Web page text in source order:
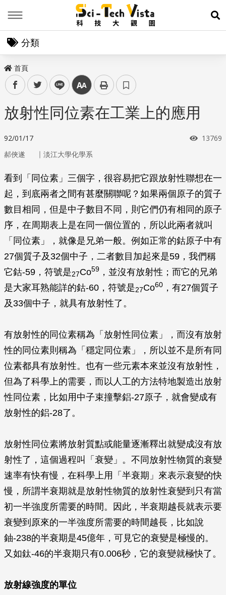
展
分類
首頁
facebooktwitter line 中
放射性同位素在工業上的應用
92/01/17 瀏覽次
13769
郝俠遂 ｜ 淡江大學化學系
看到「同位素」三個字，很容易把它跟放射性聯想在一
起，到底兩者之間有甚麼關聯呢？如果兩個原子的質子
數目相同，但是中子數目不同，則它們仍有相同的原子
序，在周期表上是在同一個位置的，所以此兩者就叫
「同位素」，就像是兄弟一般。例如正常的鈷原子中有
27個質子及32個中子，二者數目加起來是59，我們稱
它鈷-59，符號是27Co59 ，並沒有放射性；而它的兄弟
是大家耳熟能詳的鈷-60，符號是27Co60 ，有27個質子
及33個中子，就具有放射性了。
有放射性的同位素稱為「放射性同位素」，而沒有放射
性的同位素則稱為「穩定同位素」，所以並不是所有同
位素都具有放射性。也有一些元素本來並沒有放射性，
但為了科學上的需要，而以人工的方法特地製造出放射
性同位素，比如用中子束撞擊鋁-27原子，就會變成有
放射性的鋁-28了。
放射性同位素將放射質點或能量逐漸釋出就變成沒有放
射性了，這個過程叫「衰變」。不同放射性物質的衰變
速率有快有慢，在科學上用「半衰期」來表示衰變的快
慢，所謂半衰期就是放射性物質的放射性衰變到只有當
初一半強度所需要的時間。因此，半衰期越長就表示要
衰變到原來的一半強度所需要的時間越長，比如說
鈾-238的半衰期是45億年，可見它的衰變是極慢的。
又如鈦-46的半衰期只有0.006秒，它的衰變就極快了。
放射線強度的單位